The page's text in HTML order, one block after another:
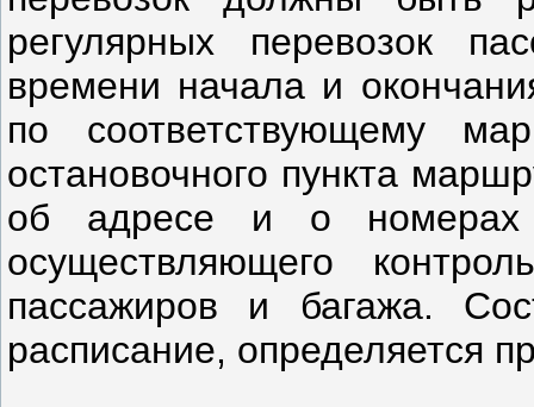
регулярных перевозок
времени начала и
по соответствующему
остановочного пункта
об адресе и о номерах
осуществляющего
пассажиров и багажа.
расписание, определяется